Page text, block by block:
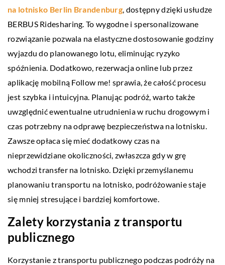
na lotnisko Berlin Brandenburg, dostępny dzięki usłudze
BERBUS Ridesharing. To wygodne i spersonalizowane
rozwiązanie pozwala na elastyczne dostosowanie godziny
wyjazdu do planowanego lotu, eliminując ryzyko
spóźnienia. Dodatkowo, rezerwacja online lub przez
aplikację mobilną Follow me! sprawia, że całość procesu
jest szybka i intuicyjna. Planując podróż, warto także
uwzględnić ewentualne utrudnienia w ruchu drogowym i
czas potrzebny na odprawę bezpieczeństwa na lotnisku.
Zawsze opłaca się mieć dodatkowy czas na
nieprzewidziane okoliczności, zwłaszcza gdy w grę
wchodzi transfer na lotnisko. Dzięki przemyślanemu
planowaniu transportu na lotnisko, podróżowanie staje
się mniej stresujące i bardziej komfortowe.
Zalety korzystania z transportu
publicznego
Korzystanie z transportu publicznego podczas podróży na